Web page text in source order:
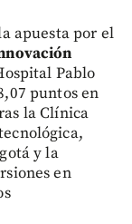
apuesta por el
Pablo
puntos en
la Clínica
y la
en